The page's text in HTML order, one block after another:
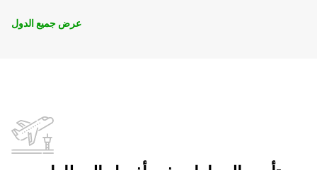
عرض جميع الدول